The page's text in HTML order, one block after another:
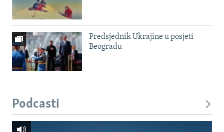
Predsjednik Ukrajine u posjeti
Beogradu
Podcasti